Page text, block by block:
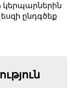
կերպարներին
ընդգծեք